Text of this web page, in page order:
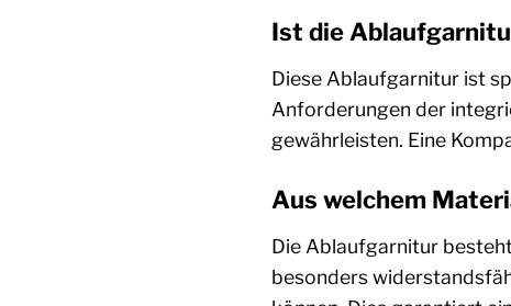
Ist die
Diese Ablaufgarnitur ist
Anforderungen der
gewährleisten. Eine
Aus welchem
Die Ablaufgarnitur
besonders